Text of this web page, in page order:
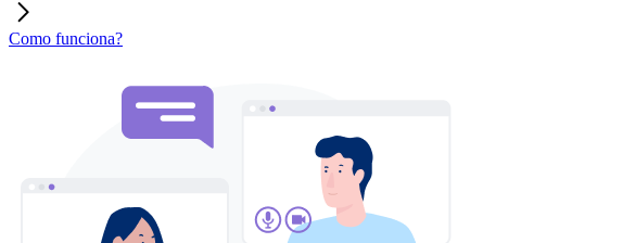
Como funciona?